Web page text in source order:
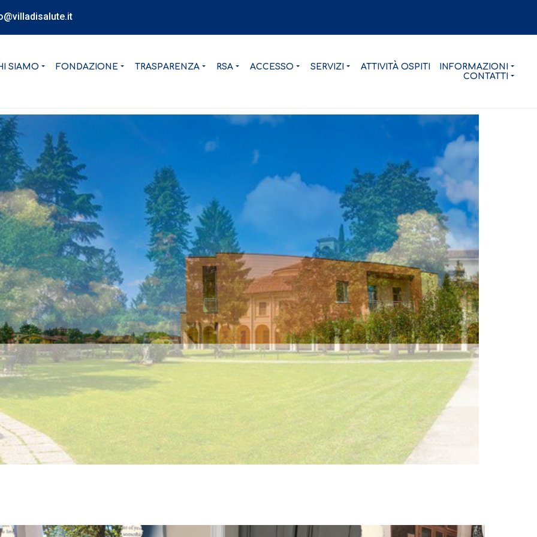
SIAMO FONDAZIONE TRASPARENZA RSA ACCESSO SERVIZI ATTIVITÀ OSPITI
INFORMAZIONI
CONTATTI